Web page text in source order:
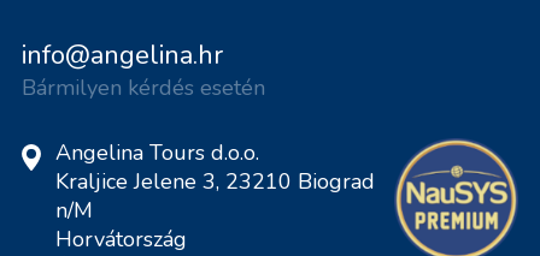
info@angelina.hr
Bármilyen kérdés esetén
Angelina Tours d.o.o.
Kraljice Jelene 3, 23210 Biograd
n/M
Horvátország